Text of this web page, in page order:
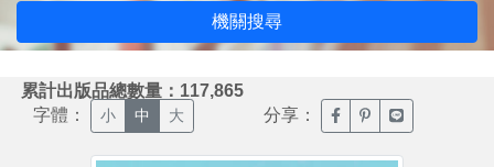
機關搜尋
累計出版品總數量：117,865
字體： 小 中 大 分享： 臉書分享(另開新視窗)
噗浪分享(另開新
Line分享(另